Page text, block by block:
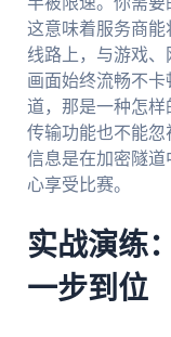
这意味着服务商能
线路上，与游戏
画面始终流畅不
道，那是一种怎
传输功能也不能
信息是在加密隧
心享受比赛。
实战演练
一步到位